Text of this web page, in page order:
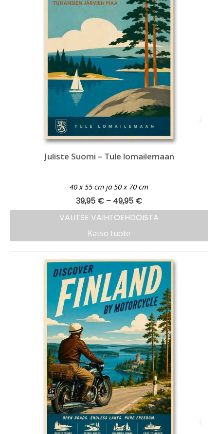
Juliste Suomi – Tule lomailemaan
40 x 55 cm ja 50 x 70 cm
39,95 € – 49,95 €
VALITSE VAIHTOEHDOISTA
Katso tuote